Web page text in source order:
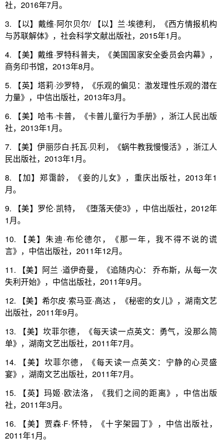
社，2016年7月。
3. 【以】戴维·阿尔贝尔/ 【以】兰·埃德利，《西方情报机构
与苏联解体》，社会科学文献出版社，2015年1月。
4. 【美】戴维·罗特科普夫，《美国国家安全委员会内幕》，
商务印书馆，2013年8月。
5. 【英】塔莉·沙罗特，《乐观的偏见：激发理性乐观的潜在
力量》，中信出版社，2013年3月。
6. 【美】哈韦·卡普，《卡普儿童行为手册》，浙江人民出版
社，2013年1月。
7. 【美】伊丽莎白·托瓦·贝利，《蜗牛教我慢慢活》，浙江人
民出版社，2013年1月。
8. 【加】郑霭龄，《妾的儿女》，重庆出版社，2013年1
月。
9. 【美】罗伦·凯特， 《堕落天使3》，中信出版社，2012年
1月。
10. 【美】朱迪·布伦德尔，《那一年，我不得不说的谎
言》，中信出版社，2011年12月。
11. 【美】阿兰 ·道伊奇曼，《追随内心： 乔布斯，从每一次
失利开始》，中信出版社，2011年9月。
12. 【美】希尔皮·索马亚·高达 ，《秘密的女儿》，湖南文艺
出版社，2011年9月。
13. 【美】坎菲尔德，《每天读一点英文：勇气，没那么简
单》，湖南文艺出版社，2011年7月。
14. 【美】坎菲尔德，《每天读一点英文：宁静的心灵盛
宴》，湖南文艺出版社，2011年7月。
15. 【英】玛姬·欧法洛，《我们之间的距离》，中信出版
社，2011年3月。
16. 【美】贾森·F·怀特，《十字架园丁》，中信出版社，
2011年1月。